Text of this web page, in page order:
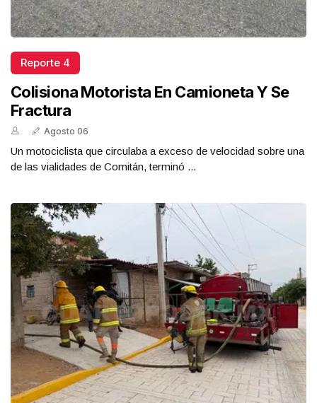
Reporte 4
Colisiona Motorista En Camioneta Y Se
Fractura
Agosto 06
Un motociclista que circulaba a exceso de velocidad sobre una
de las vialidades de Comitán, terminó ...